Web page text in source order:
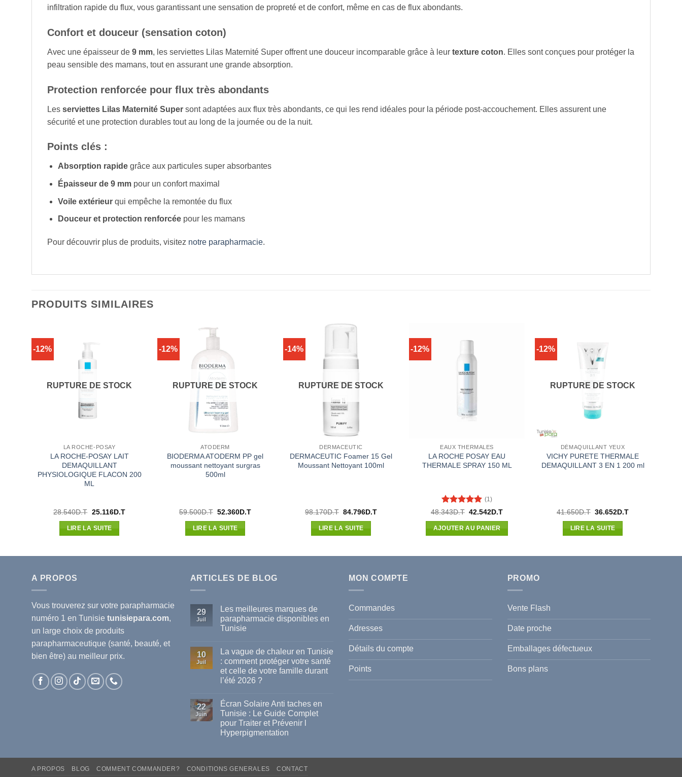
infiltration rapide du flux, vous garantissant une sensation de propreté et de confort, même en cas de flux abondants.
Confort et douceur (sensation coton)
Avec une épaisseur de 9 mm, les serviettes Lilas Maternité Super offrent une douceur incomparable grâce à leur texture coton. Elles sont conçues pour protéger la
peau sensible des mamans, tout en assurant une grande absorption.
Protection renforcée pour flux très abondants
Les serviettes Lilas Maternité Super sont adaptées aux flux très abondants, ce qui les rend idéales pour la période post-accouchement. Elles assurent une
sécurité et une protection durables tout au long de la journée ou de la nuit.
Points clés :
Absorption rapidegrâce aux particules super absorbantes
Épaisseur de 9 mmpour un confort maximal
Voile extérieurqui empêche la remontée du flux
Douceur et protection renforcéepour les mamans
Pour découvrir plus de produits, visitez notre parapharmacie.
PRODUITS SIMILAIRES
-12%
RUPTURE DE STOCK
LA ROCHE-POSAY
LA ROCHE-POSAY LAIT
DEMAQUILLANT
PHYSIOLOGIQUE FLACON 200
ML
28.540D.T Le
initial
était :
25.116D.TLe
LIRE LA SUITE
-12%
RUPTURE DE STOCK
ATODERM
BIODERMA ATODERM PP gel
moussant nettoyant surgras
500ml
59.500D.T Le
initial
était :
52.360D.TLe
LIRE LA SUITE
-14%
RUPTURE DE STOCK
DERMACEUTIC
DERMACEUTIC Foamer 15 Gel
Moussant Nettoyant 100ml
98.170D.T Le
initial
était :
84.796D.TLe
LIRE LA SUITE
-12%
EAUX THERMALES
LA ROCHE POSAY EAU
THERMALE SPRAY 150 ML
Note5 sur
(1)
48.343D.T Le
initial
était :
42.542D.TLe
AJOUTER AU PANIER
-12%
RUPTURE DE STOCK
DÉMAQUILLANT YEUX
VICHY PURETE THERMALE
DEMAQUILLANT 3 EN 1 200 ml
41.650D.T Le
initial
était :
36.652D.TLe
LIRE LA SUITE
A PROPOS
Vous trouverez sur votre parapharmacie
numéro 1 en Tunisie tunisiepara.com,
un large choix de produits
parapharmaceutique (santé, beauté, et
bien être) au meilleur prix.
ARTICLES DE BLOG
29
Juil
Les meilleures marques de
parapharmacie disponibles en
Tunisie
sur
Les
meilleures
marques
de
parapharmacie
en
Tunisie
10
Juil
La vague de chaleur en Tunisie
: comment protéger votre santé
et celle de votre famille durant
l’été 2026 ?
commentaire
sur
La
vague
de
chaleur
en
comment
votre
22
Juin
Écran Solaire Anti taches en
Tunisie : Le Guide Complet
pour Traiter et Prévenir l
Hyperpigmentation
Solaire
MON COMPTE
Commandes
Adresses
Détails du compte
Points
PROMO
Vente Flash
Date proche
Emballages défectueux
Bons plans
A PROPOS BLOG COMMENT COMMANDER? CONDITIONS GENERALES CONTACT